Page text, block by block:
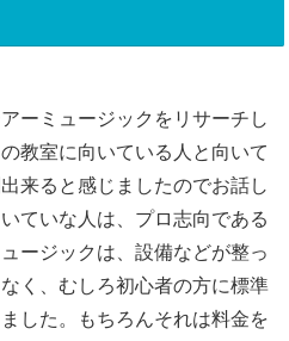
ーミュージック‎をリサーチし
教室に向いている人と向いて
来ると感じましたのでお話し
ていな人は、プロ志向である
ージックは、設備などが整っ
く、むしろ初心者の方に標準
した。もちろんそれは料金を